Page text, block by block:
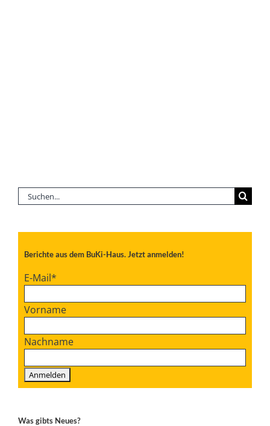
Suche
nach:
Berichte aus dem BuKi-Haus. Jetzt anmelden!
E-Mail*
Vorname
Nachname
Was gibts Neues?